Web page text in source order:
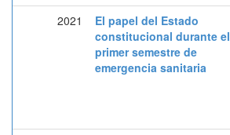
2021
El papel del Estado
constitucional durante el
primer semestre de
emergencia sanitaria